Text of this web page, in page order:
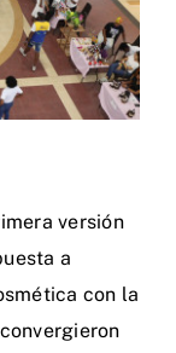
versión
a
con la